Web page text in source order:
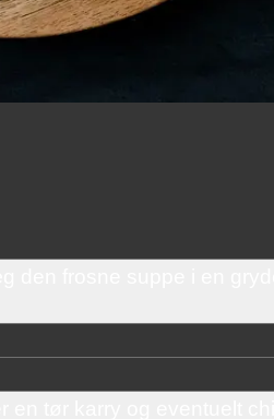
den frosne suppe i en
tør karry og eventuelt